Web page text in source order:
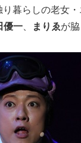
り暮らしの老女
優一、 まりゑが脇